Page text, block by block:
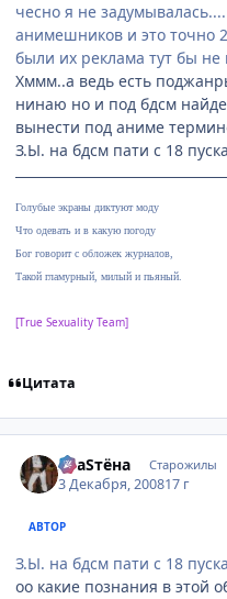
чесно я не
анимешников и это точно
были их реклама тут бы не
Хммм..а ведь есть
нинаю но и под бдсм
вынести под аниме
З.Ы. на бдсм пати с 18
Голубые экраны диктуют моду
Что одевать и в какую погоду
Бог говорит с обложек журналов,
Такой гламурный, милый и пьяный.
[True Sexuality Team]
Цитата
SлаSтёна Старожилы
3 Декабря, 200817 г
АВТОР
З.Ы. на бдсм пати с 18
оо какие познания в этой